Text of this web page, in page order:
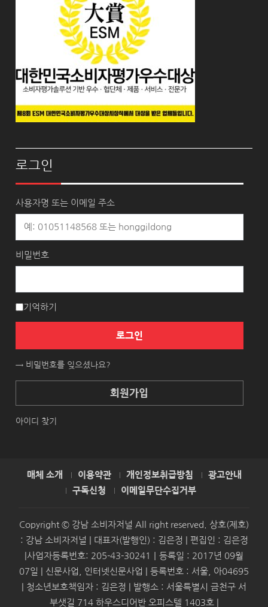
로그인
사용자명 또는 이메일 주소
비밀번호
기억하기
로그인
→ 비밀번호를 잊으셨나요?
회원가입
아이디 찾기
매체 소개 이용약관 개인정보취급방침
광고안내
구독신청
이메일무단수집거부
Copyright © 강남 소비자저널 All right reserved. 상호(제호)
: 강남 소비자저널 | 대표자(발행인) : 김은정 | 편집인 : 김은정
|사업자등록번호: 205-43-30241｜등록일 : 2017년 09월
07일 | 신문사업, 인터넷신문사업 | 등록번호 : 서울, 아04695
| 청소년보호책임자 : 김은정 | 발행소 : 서울특별시 금천구 서
부샛길 714 하우스디어반 오피스텔 1403호 |